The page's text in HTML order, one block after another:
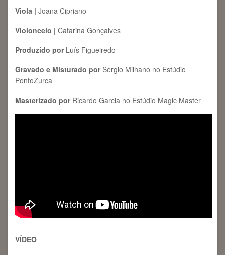
Viola | Joana Cipriano
Violoncelo | Catarina Gonçalves
Produzido porLuís Figueiredo
Gravado e Misturado porSérgio Milhano no Estúdio
PontoZurca
Masterizado porRicardo Garcia no Estúdio Magic Master
VÍDEO